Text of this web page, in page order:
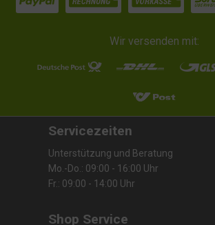
Wir versenden mit:
Servicezeiten
Unterstützung und Beratung
Mo.-Do.: 09:00 - 16:00 Uhr
Fr.: 09:00 - 14:00 Uhr
Shop Service